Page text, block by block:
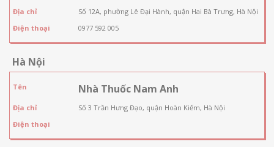
Địa chỉ
Số 12A, phường Lê Đại Hành, quận Hai Bà Trưng, Hà Nội
Điện thoại
0977 592 005
Hà Nội
Tên Nhà Thuốc Nam Anh
Địa chỉ
Số 3 Trần Hưng Đạo, quận Hoàn Kiếm, Hà Nội
Điện thoại